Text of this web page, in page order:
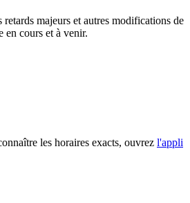
majeurs et autres modifications de
en cours et à venir.
les horaires exacts, ouvrez l'appli